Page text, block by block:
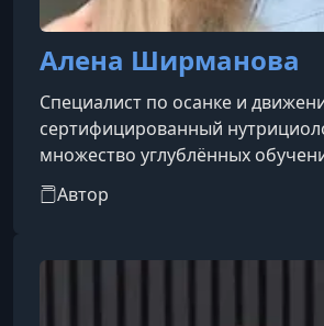
Алена Ширманова
Специалист по осанке и
сертифицированный
множество углублённых
направлениях миофасциального
женского здоровья и работы с
активации ягодичных мышц, а
Автор